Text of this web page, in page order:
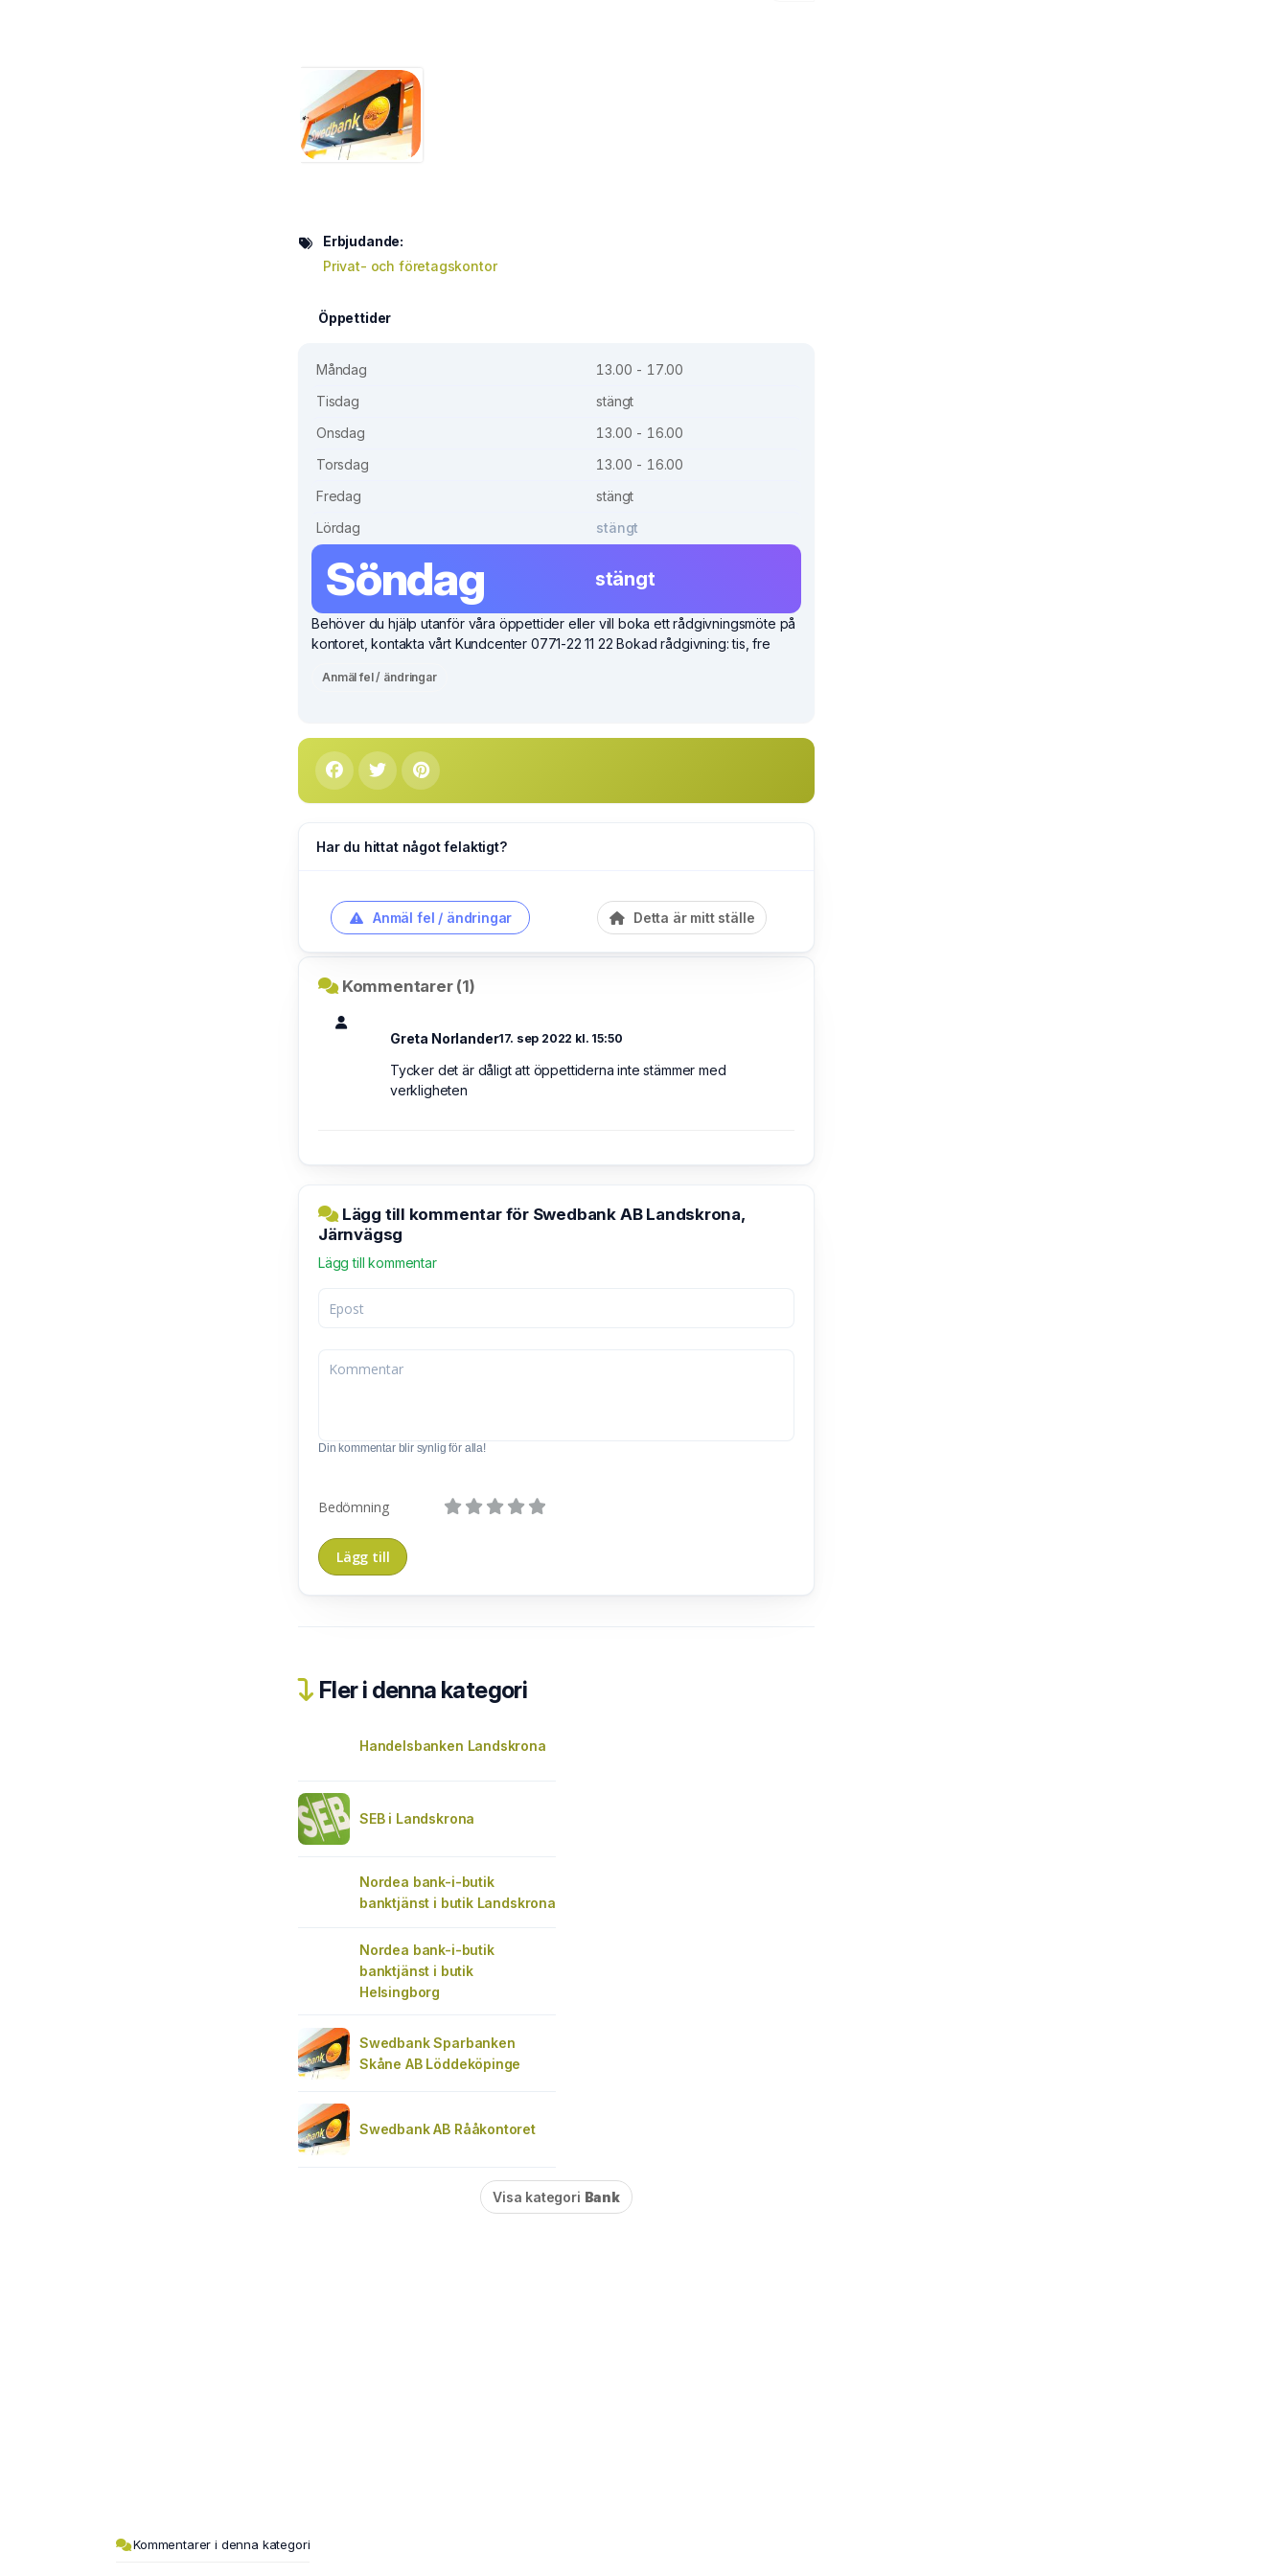
Erbjudande:
Privat- och företagskontor
Öppettider
Måndag
13.00 - 17.00
Tisdag
stängt
Onsdag
13.00 - 16.00
Torsdag
13.00 - 16.00
Fredag
stängt
Lördag
stängt
Söndag stängt
Behöver du hjälp utanför våra öppettider eller vill boka ett rådgivningsmöte på
kontoret, kontakta vårt Kundcenter 0771-22 11 22 Bokad rådgivning: tis, fre
Anmäl fel / ändringar
Har du hittat något felaktigt?
Anmäl fel / ändringar Detta är mitt ställe
Kommentarer (1)
Greta Norlander17. sep 2022 kl. 15:50
Tycker det är dåligt att öppettiderna inte stämmer med
verkligheten
Lägg till kommentar för Swedbank AB Landskrona,
Järnvägsg
Lägg till kommentar
Din kommentar blir synlig för alla!
Bedömning
Fler i denna kategori
Handelsbanken Landskrona
SEB i Landskrona
Nordea bank-i-butik
banktjänst i butik Landskrona
Nordea bank-i-butik
banktjänst i butik
Helsingborg
Swedbank Sparbanken
Skåne AB Löddeköpinge
Swedbank AB Rååkontoret
Visa kategori Bank
Kommentarer i denna kategori